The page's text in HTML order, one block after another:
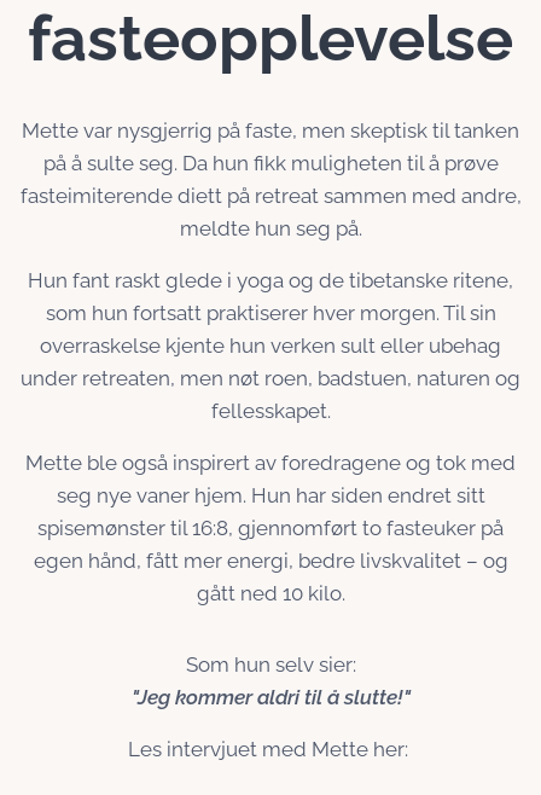
fasteopplevelse
Mette var nysgjerrig på faste, men skeptisk til tanken
på å sulte seg. Da hun fikk muligheten til å prøve
fasteimiterende diett på retreat sammen med andre,
meldte hun seg på.
Hun fant raskt glede i yoga og de tibetanske ritene,
som hun fortsatt praktiserer hver morgen. Til sin
overraskelse kjente hun verken sult eller ubehag
under retreaten, men nøt roen, badstuen, naturen og
fellesskapet.
Mette ble også inspirert av foredragene og tok med
seg nye vaner hjem. Hun har siden endret sitt
spisemønster til 16:8, gjennomført to fasteuker på
egen hånd, fått mer energi, bedre livskvalitet – og
gått ned 10 kilo.
Som hun selv sier:
"Jeg kommer aldri til å slutte!"
Les intervjuet med Mette her: